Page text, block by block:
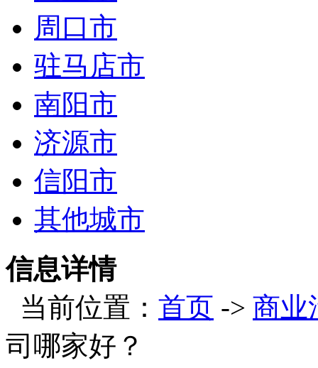
周口市
驻马店市
南阳市
济源市
信阳市
其他城市
信息详情
当前位置： 首页 -> 商业
司哪家好？